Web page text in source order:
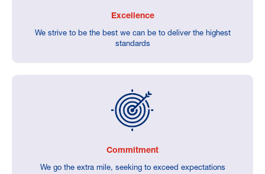
Excellence
We strive to be the best we can be to deliver the highest
standards
Commitment
We go the extra mile, seeking to exceed expectations